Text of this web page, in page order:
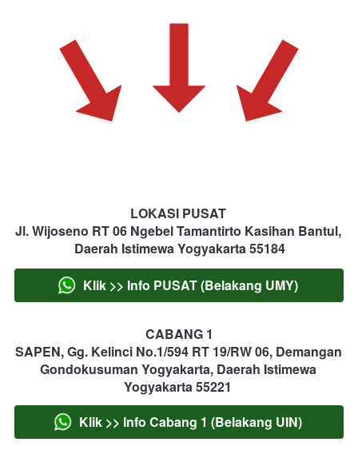
LOKASI PUSAT
Jl. Wijoseno RT 06 Ngebel Tamantirto Kasihan Bantul,
Daerah Istimewa Yogyakarta 55184
` Klik >> Info PUSAT (Belakang UMY)
CABANG 1
SAPEN, Gg. Kelinci No.1/594 RT 19/RW 06, Demangan
Gondokusuman Yogyakarta, Daerah Istimewa
Yogyakarta 55221
` Klik >> Info Cabang 1 (Belakang UIN)